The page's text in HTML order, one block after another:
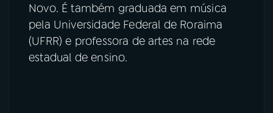
Novo. É também graduada em música
pela Universidade Federal de Roraima
(UFRR) e professora de artes na rede
estadual de ensino.